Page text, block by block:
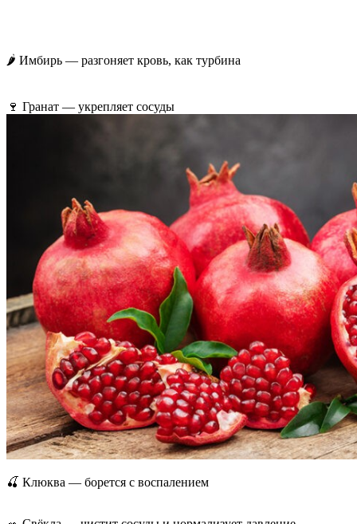
🌶 Имбирь — разгоняет кровь, как турбина
🍷 Гранат — укрепляет сосуды
🍒 Клюква — борется с воспалением